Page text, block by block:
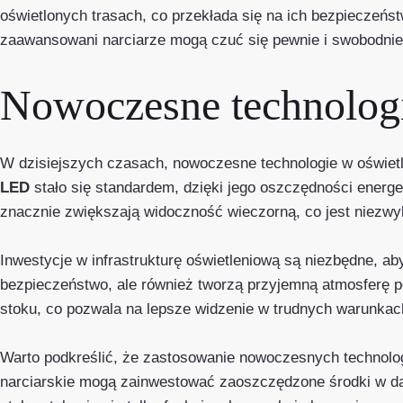
oświetlonych trasach, co przekłada się na ich
zaawansowani narciarze mogą czuć się pewnie i
Nowoczesne
W dzisiejszych czasach, nowoczesne technologie w
LED stało się standardem, dzięki jego oszczędności
znacznie zwiększają widoczność wieczorną, co jest
Inwestycje w infrastrukturę oświetleniową są niezbędne,
bezpieczeństwo, ale również tworzą przyjemną atmosferę
stoku, co pozwala na lepsze widzenie w trudnych
Warto podkreślić, że zastosowanie nowoczesnych
narciarskie mogą zainwestować zaoszczędzone środki w